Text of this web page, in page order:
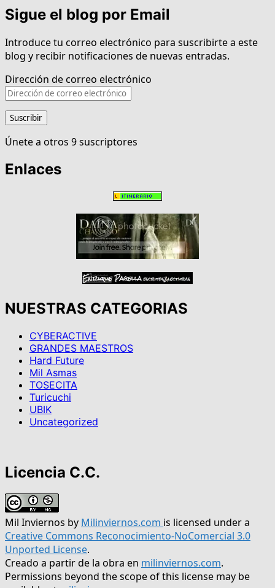
Sigue el blog por Email
Introduce tu correo electrónico para suscribirte a este
blog y recibir notificaciones de nuevas entradas.
Dirección de correo electrónico
Suscribir
Únete a otros 9 suscriptores
Enlaces
NUESTRAS CATEGORIAS
CYBERACTIVE
GRANDES MAESTROS
Hard Future
Mil Asmas
TOSECITA
Turicuchi
UBIK
Uncategorized
Licencia C.C.
Mil Inviernos by Milinviernos.com is licensed under a
Creative Commons Reconocimiento-NoComercial 3.0
Unported License.
Creado a partir de la obra en milinviernos.com.
Permissions beyond the scope of this license may be